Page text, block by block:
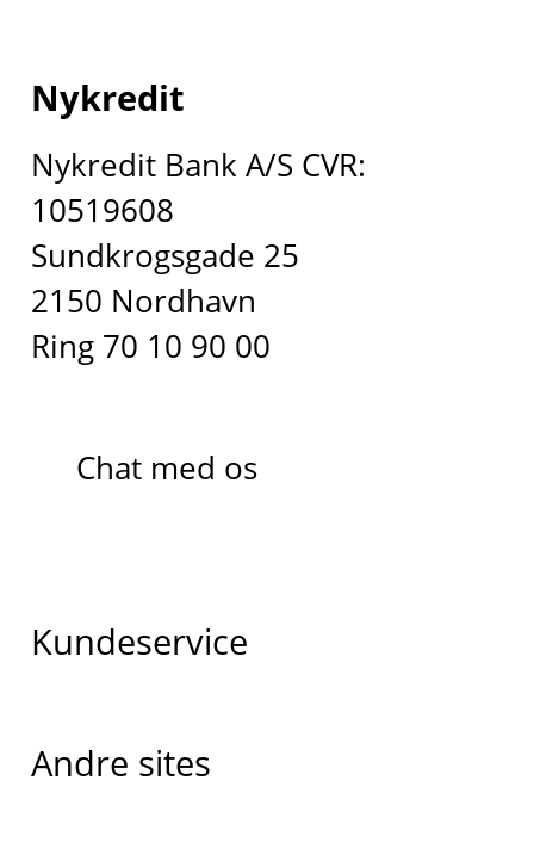
Nykredit
Nykredit Bank A/S CVR:
10519608
Sundkrogsgade 25
2150 Nordhavn
Ring 70 10 90 00
Chat med os
Kundeservice
Andre sites